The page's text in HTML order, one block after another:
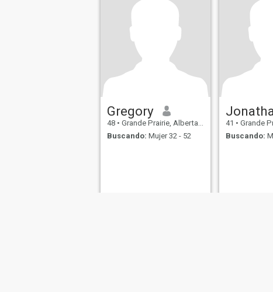
Gregory
48 • Grande Prairie, Alberta, Canadá
Buscando: Mujer 32 - 52
41 • Grande
Buscando: